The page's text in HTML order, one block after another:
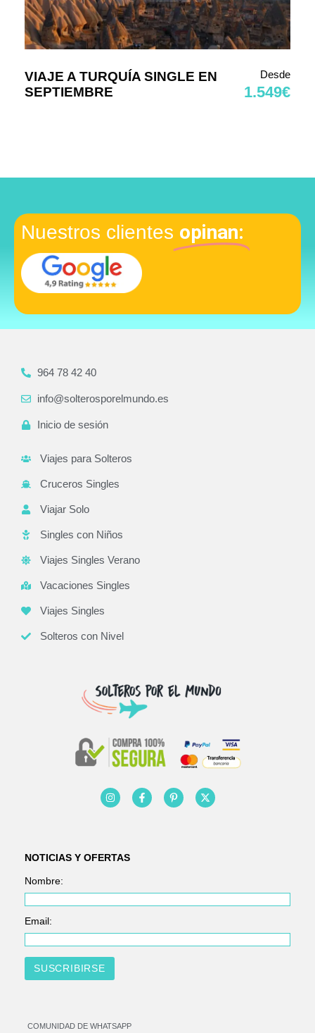
VIAJE A TURQUÍA SINGLE EN
SEPTIEMBRE
Desde
1.549€
Nuestros clientes opinan:
964 78 42 40
info@solterosporelmundo.es
Inicio de sesión
Viajes para Solteros
Cruceros Singles
Viajar Solo
Singles con Niños
Viajes Singles Verano
Vacaciones Singles
Viajes Singles
Solteros con Nivel
NOTICIAS Y OFERTAS
Nombre:
Email:
COMUNIDAD DE WHATSAPP